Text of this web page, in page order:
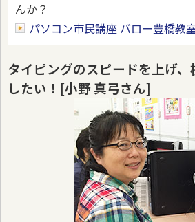
んか？
パソコン市民講座 バロー豊橋教
タイピングのスピードを上げ
したい！[小野 真弓さん]